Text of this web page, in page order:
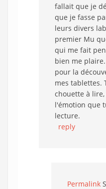
fallait que je
que je fasse
leurs divers
premier Mu
qui me fait
bien me
pour la
mes tablettes.
chouette à
l'émotion que
lecture.
reply
Permalink